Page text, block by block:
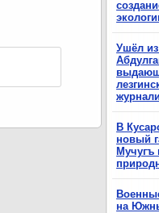
Ушёл
В
новый
Мучугъ
на